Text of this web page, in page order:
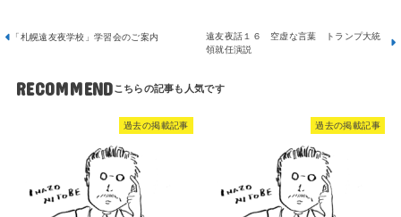
「札幌遠友夜学校」学習会のご案内
遠友夜話１６ 空虚な言葉 トランプ大統
領就任演説
RECOMMEND
過去の掲載記事 過去の掲載記事